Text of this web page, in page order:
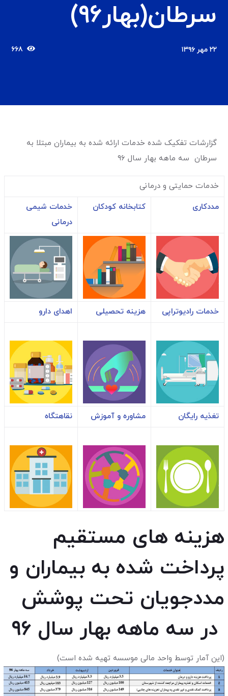
سرطان(بهار۹۶)
۲۲ مهر ۱۳۹۶ ۶۶۸
گزارشات تفکیک شده خدمات ارائه شده به بیماران مبتلا به
سرطان سه ماهه بهار سال ۹۶
خدمات حمایتی و درمانی
مددکاری
کتابخانه کودکان
خدمات شیمی
درمانی
خدمات رادیوتراپی هزینه تحصیلی اهدای دارو
تغذیه رایگان مشاوره و آموزش نقاهتگاه
هزینه های مستقیم
پرداخت شده به بیماران و
مددجویان تحت پوشش
در سه ماهه بهار سال ۹۶
(این آمار توسط واحد مالی موسسه تهیه شده است)